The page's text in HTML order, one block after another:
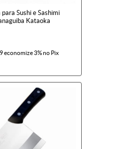
para Sushi e Sashimi
Kataoka
economize3%no Pix